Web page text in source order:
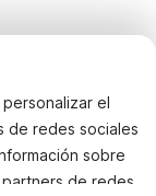
el
de redes sociales
sobre
de redes